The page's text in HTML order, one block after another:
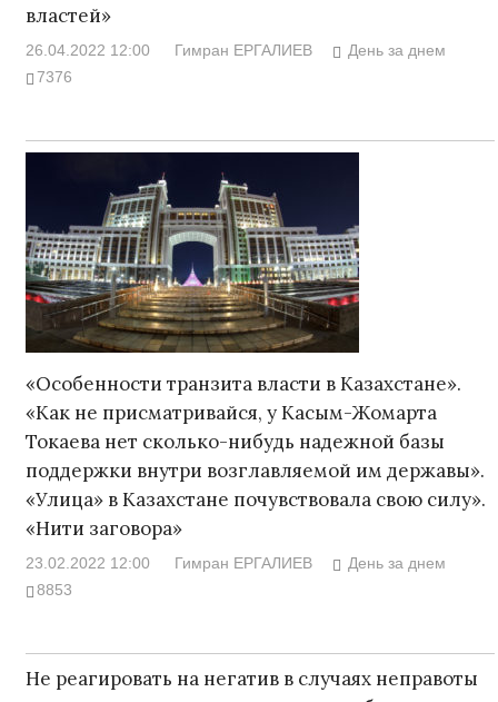
властей»
26.04.2022 12:00 Гимран ЕРГАЛИЕВ
День за днем
7376
«Особенности транзита власти в Казахстане».
«Как не присматривайся, у Касым-Жомарта
Токаева нет сколько-нибудь надежной базы
поддержки внутри возглавляемой им державы».
«Улица» в Казахстане почувствовала свою силу».
«Нити заговора»
23.02.2022 12:00 Гимран ЕРГАЛИЕВ
День за днем
8853
Не реагировать на негатив в случаях неправоты